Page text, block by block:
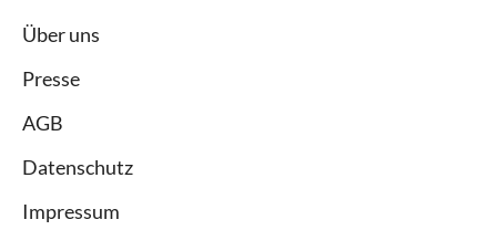
Über uns
Presse
AGB
Datenschutz
Impressum